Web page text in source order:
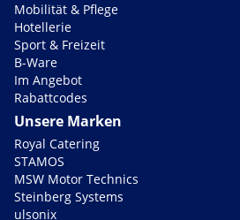
Mobilität & Pflege
Hotellerie
Sport & Freizeit
B-Ware
Im Angebot
Rabattcodes
Unsere Marken
Royal Catering
STAMOS
MSW Motor Technics
Steinberg Systems
ulsonix